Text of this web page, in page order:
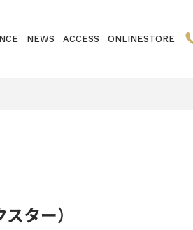
NEWS ACCESS ONLINESTORE
ター）